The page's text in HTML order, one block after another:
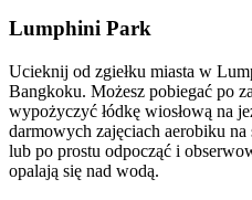
Lumphini Park
Ucieknij od zgiełku miasta w
Bangkoku. Możesz pobiegać po
wypożyczyć łódkę wiosłową na
darmowych zajęciach aerobiku
lub po prostu odpocząć i
opalają się nad wodą.